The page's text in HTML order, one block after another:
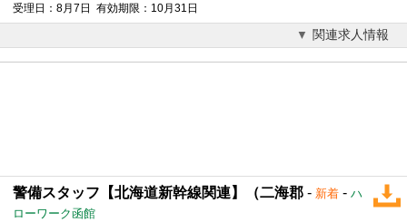
受理日：8月7日 有効期限：10月31日
関連求人情報
警備スタッフ【北海道新幹線関連】（二海郡 - 新着 - ハ
ローワーク函館